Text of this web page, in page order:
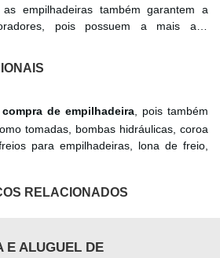
empilhadeiras também garantem a
pois possuem a mais alta
compra de empilhadeira , pois também
tomadas, bombas hidráulicas, coroa
para empilhadeiras, lona de freio,
RELACIONADOS
E ALUGUEL DE